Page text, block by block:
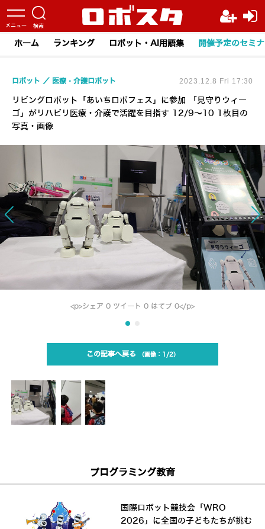
ホーム ランキング ロボット・AI用語集 開催予定のセミ
リビングロボット「あいちロボフェス」に参加 「見守りウィー
ゴ」がリハビリ医療・介護で活躍を目指す 12/9～10 1枚目の
写真・画像
ロボット 医療・介護ロボット 2023.12.8 Fri 17:30
<p>シェア 0 ツイート 0 はてブ 0</p>
この記事へ戻る 1/2
プログラミング教育
国際ロボット競技会「WRO
2026」に全国の子どもたちが挑む